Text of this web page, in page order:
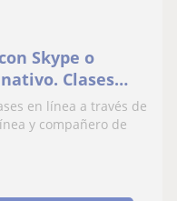
Skype o
Clases
grupos.
o
en línea a través de
y compañero de